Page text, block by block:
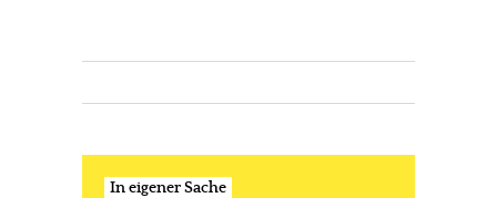
In eigener Sache